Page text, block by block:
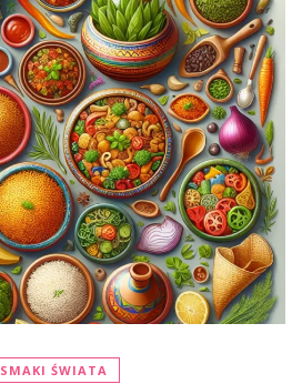
SMAKI ŚWIATA